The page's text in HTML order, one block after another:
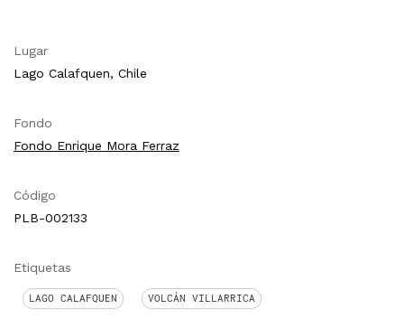
Lugar
Lago Calafquen, Chile
Fondo
Fondo Enrique Mora Ferraz
Código
PLB-002133
Etiquetas
LAGO CALAFQUEN VOLCÁN VILLARRICA